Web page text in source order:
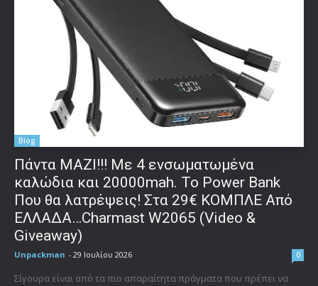
Blog
Πάντα ΜΑΖΙ!!! Με 4 ενσωματωμένα
καλώδια και 20000mah. Το Power Bank
Που θα λατρέψεις! Στα 29€ ΚΟΜΠΛΕ Από
ΕΛΛΑΔΑ…Charmast W2065 (Video &
Giveaway)
Unpackman - 29 Ιουλίου 2026 0
Σίγουρα είναι από τα πιο απαραίτητα πράγματα που πρέπει να